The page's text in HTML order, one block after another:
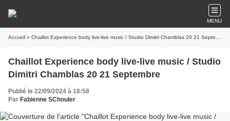
MENU
Accueil » Chaillot Experience body live-live music / Studio Dimitri Chamblas 20 21 Septembre
Chaillot Experience body live-live music / Studio
Dimitri Chamblas 20 21 Septembre
Publié le 22/09/2024 à 18:58
Par Fabienne SChouler